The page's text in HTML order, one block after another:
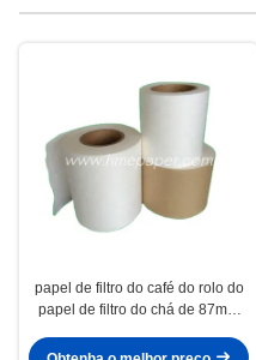
papel de filtro do café do rolo do
papel de filtro do chá de 87mm